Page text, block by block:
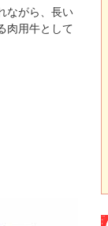
ながら、長い
肉用牛として